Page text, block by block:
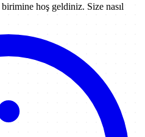
birimine hoş geldiniz. Size nasıl